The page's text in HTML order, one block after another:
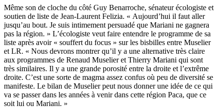
Même son de cloche du côté Guy Benarroche, sénateur écologiste et
soutien de liste de Jean-Laurent Felizia. « Aujourd’hui il faut aller
jusqu’au bout. Je suis intimement persuadé que Mariani ne gagnera
pas la région. » L’écologiste veut faire entendre le programme de sa
liste après avoir « souffert du focus » sur les bisbilles entre Muselier
et LR. « Nous devrons montrer qu’il y a une alternative très claire
aux programmes de Renaud Muselier et Thierry Mariani qui sont
très similaires. Il y a une grande porosité entre la droite et l’extrême
droite. C’est une sorte de magma assez confus où peu de diversité se
manifeste. Le bilan de Muselier peut nous donner une idée de ce qui
va se passer dans les années à venir dans cette région Paca, que ce
soit lui ou Mariani. »